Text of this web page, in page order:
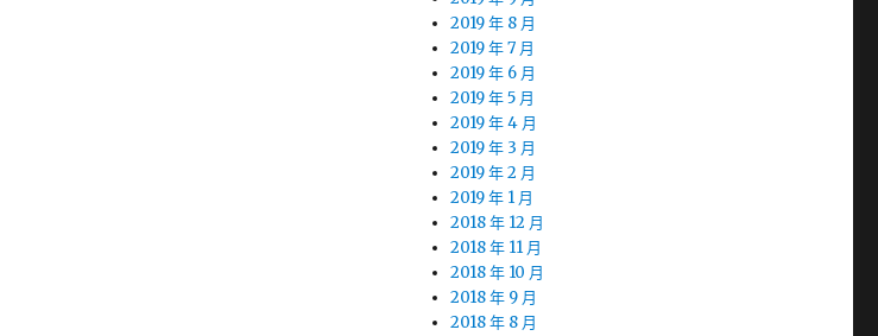
2019 年 8 月
2019 年 7 月
2019 年 6 月
2019 年 5 月
2019 年 4 月
2019 年 3 月
2019 年 2 月
2019 年 1 月
2018 年 12 月
2018 年 11 月
2018 年 10 月
2018 年 9 月
2018 年 8 月